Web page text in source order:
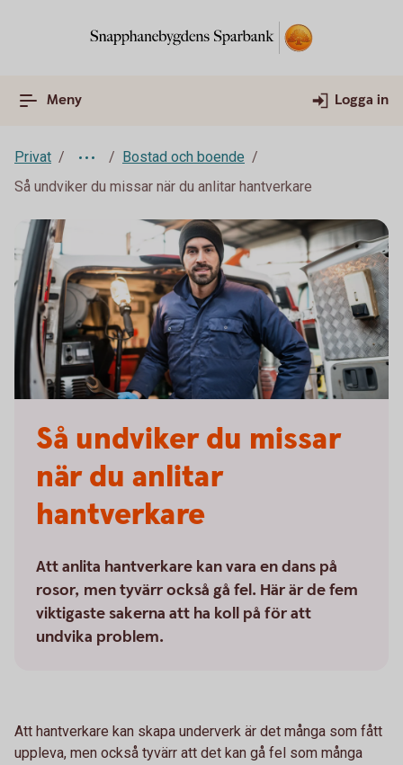
Meny Logga in
Privat
Bostad och boende
Så undviker du missar när du anlitar hantverkare
Så undviker du missar
när du anlitar
hantverkare
Att anlita hantverkare kan vara en dans på
rosor, men tyvärr också gå fel. Här är de fem
viktigaste sakerna att ha koll på för att
undvika problem.
Att hantverkare kan skapa underverk är det många som fått
uppleva, men också tyvärr att det kan gå fel som många